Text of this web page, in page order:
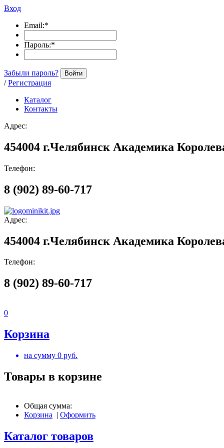
Вход
Email:*
Пароль:*
Забыли пароль? Войти
/ Регистрация
Каталог
Контакты
Адрес:
454004 г.Челябинск Академика
Телефон:
8 (902) 89-60-717
Адрес:
454004 г.Челябинск Академика
Телефон:
8 (902) 89-60-717
0
Корзина
на сумму 0 руб.
Товары в корзине
Общая сумма:
Корзина | Оформить
Каталог товаров